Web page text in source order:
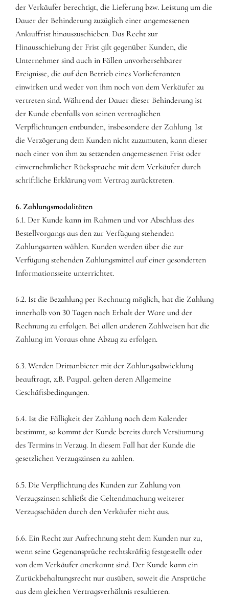
der Verkäufer berechtigt, die Lieferung bzw. Leistung um die
Dauer der Behinderung zuzüglich einer angemessenen
Anlauffrist hinauszuschieben. Das Recht zur
Hinausschiebung der Frist gilt gegenüber Kunden, die
Unternehmer sind auch in Fällen unvorhersehbarer
Ereignisse, die auf den Betrieb eines Vorlieferanten
einwirken und weder von ihm noch von dem Verkäufer zu
vertreten sind. Während der Dauer dieser Behinderung ist
der Kunde ebenfalls von seinen vertraglichen
Verpflichtungen entbunden, insbesondere der Zahlung. Ist
die Verzögerung dem Kunden nicht zuzumuten, kann dieser
nach einer von ihm zu setzenden angemessenen Frist oder
einvernehmlicher Rücksprache mit dem Verkäufer durch
schriftliche Erklärung vom Vertrag zurücktreten.
6. Zahlungsmodalitäten
6.1. Der Kunde kann im Rahmen und vor Abschluss des
Bestellvorgangs aus den zur Verfügung stehenden
Zahlungsarten wählen. Kunden werden über die zur
Verfügung stehenden Zahlungsmittel auf einer gesonderten
Informationsseite unterrichtet.
6.2. Ist die Bezahlung per Rechnung möglich, hat die Zahlung
innerhalb von 30 Tagen nach Erhalt der Ware und der
Rechnung zu erfolgen. Bei allen anderen Zahlweisen hat die
Zahlung im Voraus ohne Abzug zu erfolgen.
6.3. Werden Drittanbieter mit der Zahlungsabwicklung
beauftragt, z.B. Paypal. gelten deren Allgemeine
Geschäftsbedingungen.
6.4. Ist die Fälligkeit der Zahlung nach dem Kalender
bestimmt, so kommt der Kunde bereits durch Versäumung
des Termins in Verzug. In diesem Fall hat der Kunde die
gesetzlichen Verzugszinsen zu zahlen.
6.5. Die Verpflichtung des Kunden zur Zahlung von
Verzugszinsen schließt die Geltendmachung weiterer
Verzugsschäden durch den Verkäufer nicht aus.
6.6. Ein Recht zur Aufrechnung steht dem Kunden nur zu,
wenn seine Gegenansprüche rechtskräftig festgestellt oder
von dem Verkäufer anerkannt sind. Der Kunde kann ein
Zurückbehaltungsrecht nur ausüben, soweit die Ansprüche
aus dem gleichen Vertragsverhältnis resultieren.